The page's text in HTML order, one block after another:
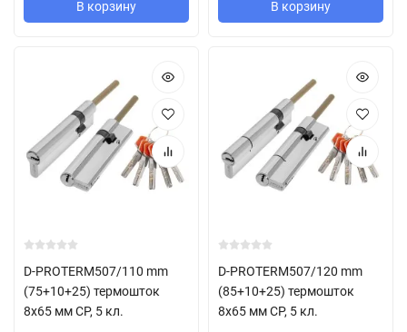
В корзину В корзину
D-PROTERM507/110 mm
(75+10+25) термошток
8х65 мм CP, 5 кл.
D-PROTERM507/120 mm
(85+10+25) термошток
8х65 мм CP, 5 кл.